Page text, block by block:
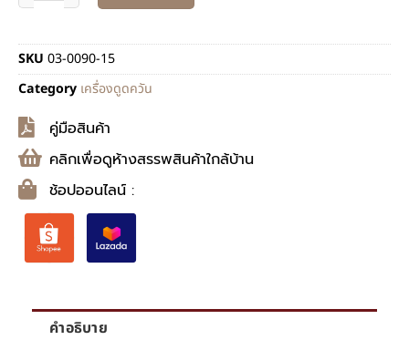
SKU 03-0090-15
Category เครื่องดูดควัน
คู่มือสินค้า
คลิกเพื่อดูห้างสรรพสินค้าใกล้บ้าน
ช้อปออนไลน์ :
คำอธิบาย